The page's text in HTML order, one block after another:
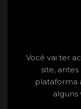
Você vai ter
site,
plataforma
alguns